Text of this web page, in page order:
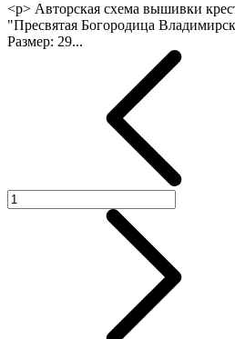
<p> Авторская схема вышивки
"Пресвятая Богородица
Размер: 29...